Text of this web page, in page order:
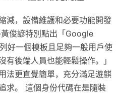
減，設備維護和必要功能開發
俊諺特別點出「Google
好一個模板且足夠一般用戶使
有後端人員也能輕鬆操作。」
法更直覺簡單，充分滿足遊麒
求。 這個身份代碼在是隨裝